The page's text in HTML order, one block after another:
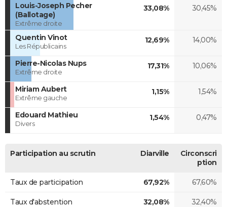
Louis-Joseph Pecher
(Ballotage)
Extrême droite
33,08% 30,45%
Quentin Vinot
Les Républicains
12,69% 14,00%
Pierre-Nicolas Nups
Extrême droite
17,31% 10,06%
Miriam Aubert
Extrême gauche
1,15% 1,54%
Edouard Mathieu
Divers
1,54% 0,47%
Participation au scrutin Diarville
Circonscri
ption
Taux de participation 67,92% 67,60%
Taux d'abstention 32,08% 32,40%